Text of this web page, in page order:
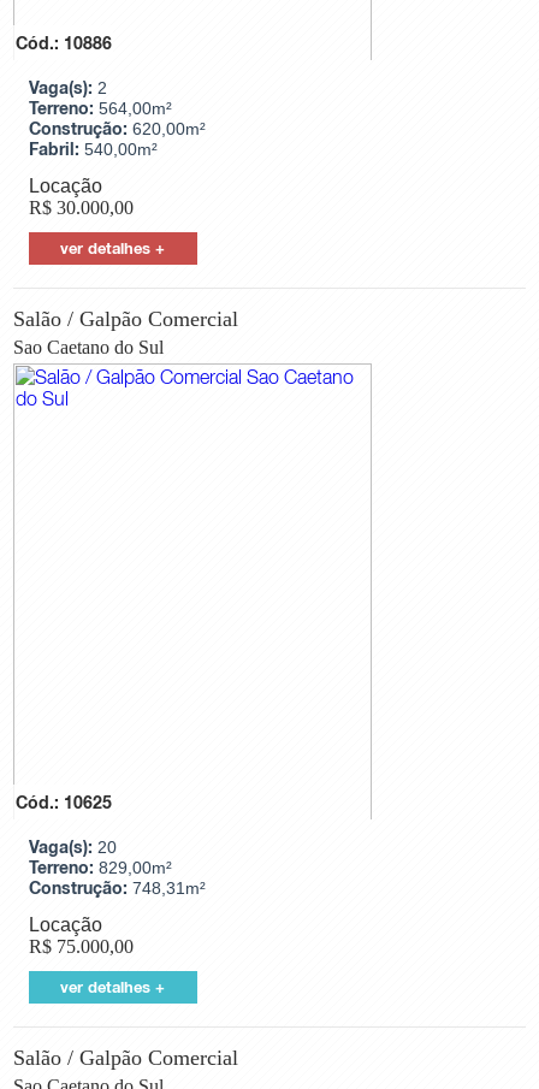
Cód.: 10886
Vaga(s): 2
Terreno: 564,00m²
Construção: 620,00m²
Fabril: 540,00m²
Locação
R$30.000,00
ver detalhes +
Salão / Galpão Comercial
Sao Caetano do Sul
Cód.: 10625
Vaga(s): 20
Terreno: 829,00m²
Construção: 748,31m²
Locação
R$75.000,00
ver detalhes +
Salão / Galpão Comercial